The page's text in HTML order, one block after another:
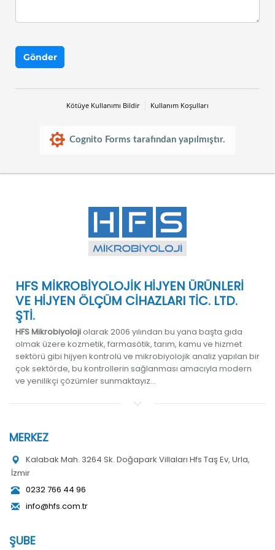
Gönder
Kötüye Kullanımı Bildir Kullanım Koşulları
Cognito Forms tarafından yapılmıştır.
HFS MİKROBİYOLOJİK HİJYEN ÜRÜNLERİ
VE HİJYEN ÖLÇÜM CİHAZLARI TİC. LTD.
ŞTİ.
HFS Mikrobiyolojiolarak 2006 yılından bu yana başta gıda
olmak üzere kozmetik, farmasötik, tarım, kamu ve hizmet
sektörü gibi hijyen kontrolü ve mikrobiyolojik analiz yapılan bir
çok sektörde, bu kontrollerin sağlanması amacıyla modern
ve yenilikçi çözümler sunmaktayız...
MERKEZ
Kalabak Mah. 3264 Sk. Doğapark Villaları Hfs Taş Ev, Urla,
İzmir
0232 766 44 96
info@hfs.com.tr
ŞUBE